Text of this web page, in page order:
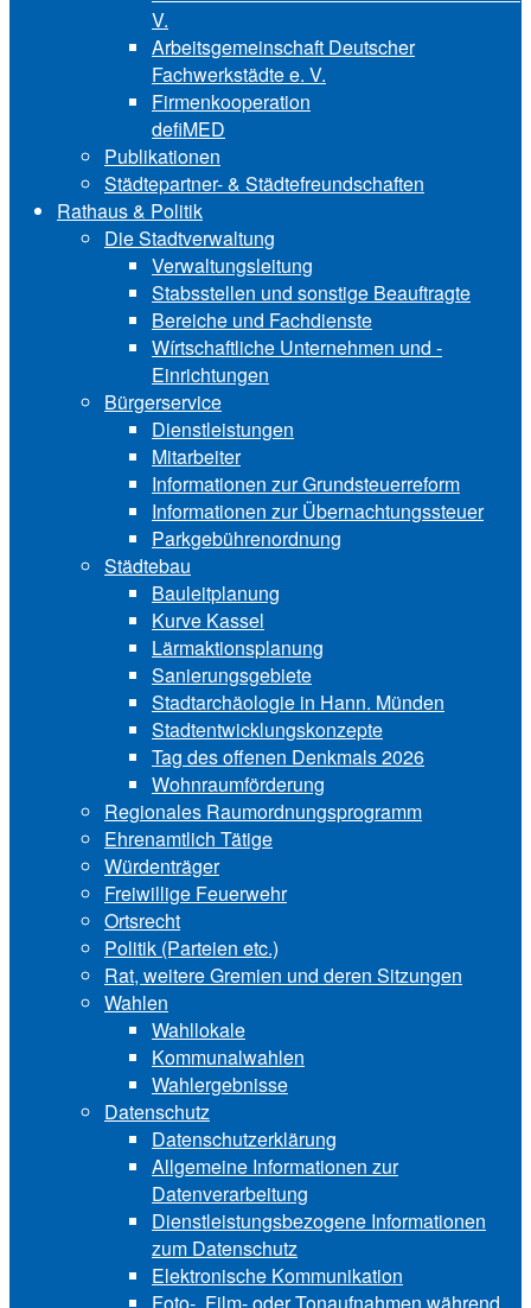
V.
Arbeitsgemeinschaft Deutscher
Fachwerkstädte e. V.
Firmenkooperation
defiMED
Publikationen
Städtepartner- & Städtefreundschaften
Rathaus & Politik
Die Stadtverwaltung
Verwaltungsleitung
Stabsstellen und ­sonstige Beauftragte
Bereiche und ­Fachdienste
Wírtschaftliche ­Unternehmen und ­
Einrichtungen
Bürgerservice
Dienstleistungen
Mitarbeiter
Informationen zur Grund‍steu‍er‍re‍form
Informationen zur Über‍nachtungssteuer
Parkgebührenordnung
Städtebau
Bauleitplanung
Kurve Kassel
Lärmaktionsplanung
Sanierungsgebiete
Stadtarchäologie in Hann. Münden
Stadtentwicklungskon‍zepte
Tag des offenen Denkmals 2026
Wohnraumförderung
Regionales Raumordnungsprogramm
Ehrenamtlich Tätige
Würdenträger
Freiwillige Feuerwehr
Ortsrecht
Politik (Parteien etc.)
Rat, weitere Gremien und deren Sitzungen
Wahlen
Wahllokale
Kommunalwahlen
Wahlergebnisse
Datenschutz
Datenschutzerklärung
Allgemeine Informationen zur
Datenverarbeitung
Dienstleistungsbezogene Informationen
zum Datenschutz
Elektronische Kommunikation